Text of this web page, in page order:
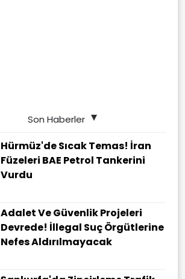
Son Haberler
Hürmüz'de Sıcak Temas! İran
Füzeleri BAE Petrol Tankerini
Vurdu
Adalet Ve Güvenlik Projeleri
Devrede! İllegal Suç Örgütlerine
Nefes Aldırılmayacak